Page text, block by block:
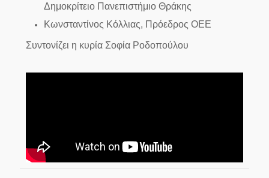
Δημοκρίτειο Πανεπιστήμιο Θράκης
Κωνσταντίνος Κόλλιας, Πρόεδρος ΟΕΕ
Συντονίζει η κυρία Σοφία Ροδοπούλου